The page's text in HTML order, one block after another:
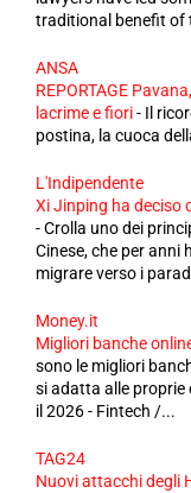
traditional benefit of
ANSA
REPORTAGE
lacrime e fiori- Il
postina, la cuoca
L'Indipendente
Xi Jinping ha deciso
-Crolla uno dei
Cinese, che per anni
migrare verso i
Money.it
Migliori banche
sono le migliori
si adatta alle proprie
il 2026 - Fintech /...
TAG24
Nuovi attacchi degli